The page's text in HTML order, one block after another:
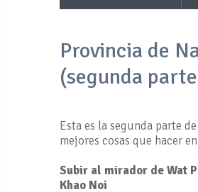
Provincia de
(segunda
Esta es la segunda parte
mejores cosas que hacer
Subir al mirador de Wat
Khao Noi